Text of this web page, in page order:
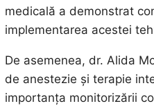
medicală a demonstrat
implementarea acestei
De asemenea, dr. Alida
de anestezie și terapie
importanța monitorizării